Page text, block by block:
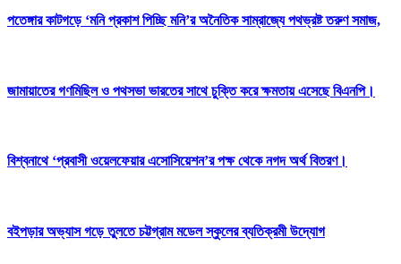
পতেঙ্গার কাটগড়ে ‘মনি প্রকাশ পিচ্ছি মনি’র অনৈতিক সাম্রাজ্যে পথভ্রষ্ট তরুণ সমাজ,
জামায়াতের গণমিছিল ও পথসভা ভারতের সাথে চুক্তি করে ক্ষমতায় এসেছে বিএনপি।
বিশ্বনাথে ‘প্রবাসী ওয়েলফেয়ার এসোসিয়েশন’র পক্ষ থেকে নগদ অর্থ বিতরণ।
বইপড়ার অভ্যাস গড়ে তুলতে চট্টগ্রাম মডেল স্কুলের ব্যতিক্রমী উদ্যোগ